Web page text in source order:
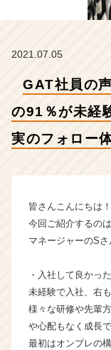
2021.07.05
GAT社員の
の91％が未経
実のフォロー体
皆さんこんにちは
今回ご紹介するの
マネージャーのSさ
・入社して良かっ
未経験で入社、右
様々な研修や先輩
や心配もなく成長で
最初はオンプレの